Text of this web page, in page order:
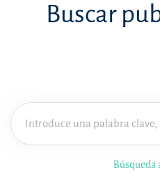
Buscar
Búsqueda